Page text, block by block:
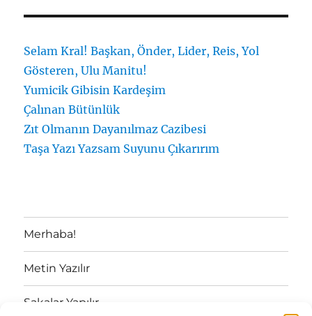
Selam Kral! Başkan, Önder, Lider, Reis, Yol
Gösteren, Ulu Manitu!
Yumicik Gibisin Kardeşim
Çalınan Bütünlük
Zıt Olmanın Dayanılmaz Cazibesi
Taşa Yazı Yazsam Suyunu Çıkarırım
Merhaba!
Metin Yazılır
Şakalar Yapılır